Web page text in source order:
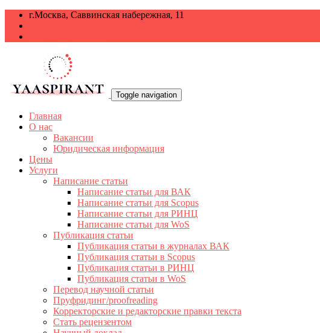
г.Москва, Саввинская набережная, 11
Toggle navigation
Главная
О нас
Вакансии
Юридическая информация
Цены
Услуги
Написание статьи
Написание статьи для ВАК
Написание статьи для Scopus
Написание статьи для РИНЦ
Написание статьи для WoS
Публикация статьи
Публикация статьи в журналах ВАК
Публикация статьи в Scopus
Публикация статьи в РИНЦ
Публикация статьи в WoS
Перевод научной статьи
Пруфридинг/proofreading
Корректорские и редакторские правки текста
Стать рецензентом